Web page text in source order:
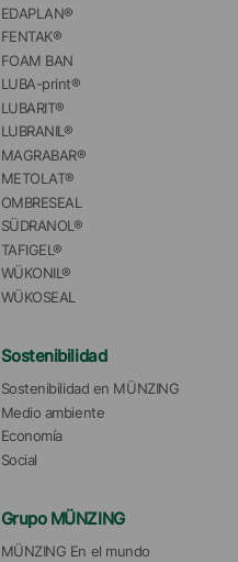
EDAPLAN®
FENTAK®
FOAM BAN
LUBA-print®
LUBARIT®
LUBRANIL®
MAGRABAR®
METOLAT®
OMBRESEAL
SÜDRANOL®
TAFIGEL®
WÜKONIL®
WÜKOSEAL
Sostenibilidad
Sostenibilidad en MÜNZING
Medio ambiente
Economía
Social
Grupo MÜNZING
MÜNZING En el mundo